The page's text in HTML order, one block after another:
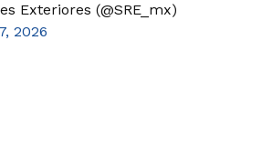
Exteriores (@SRE_mx)
2026